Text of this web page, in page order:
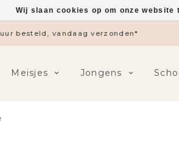
uur besteld, vandaag verzonden*
Meisjes Jongens
Wij slaan cookies op om onze